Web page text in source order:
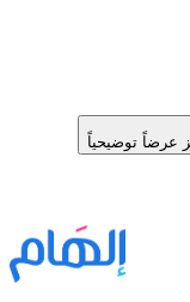
عرضاً توضيحياً